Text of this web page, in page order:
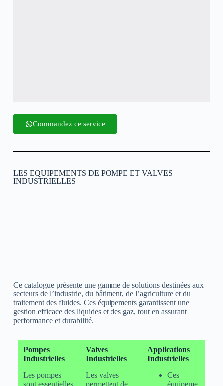
Commandez ce service
LES EQUIPEMENTS DE POMPE ET VALVES
INDUSTRIELLES
Ce catalogue présente une gamme de solutions destinées aux
secteurs de l’industrie, du bâtiment, de l’agriculture et du
traitement des fluides. Ces équipements garantissent une
gestion efficace des liquides et des gaz, tout en assurant
performance et durabilité.
Pompes
Industrielles
Les pompes
sont essentielles
Valves
Industrielles
Les valves
permettent de
Applications
Industrielles
Ces
équipeme